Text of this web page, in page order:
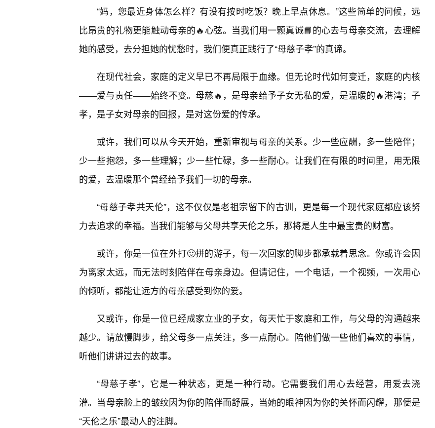
“妈，您最近身体怎么样？有没有按时吃饭？晚上早点休息。”这些简单的问候，远
比昂贵的礼物更能触动母亲的🔥心弦。当我们用一颗真诚📘的心去与母亲交流，去理解
她的感受，去分担她的忧愁时，我们便真正践行了“母慈子孝”的真谛。
在现代社会，家庭的定义早已不再局限于血缘。但无论时代如何变迁，家庭的内核
——爱与责任——始终不变。母慈🔥，是母亲给予子女无私的爱，是温暖的🔥港湾；子
孝，是子女对母亲的回报，是对这份爱的传承。
或许，我们可以从今天开始，重新审视与母亲的关系。少一些应酬，多一些陪伴；
少一些抱怨，多一些理解；少一些忙碌，多一些耐心。让我们在有限的时间里，用无限
的爱，去温暖那个曾经给予我们一切的母亲。
“母慈子孝共天伦”，这不仅仅是老祖宗留下的古训，更是每一个现代家庭都应该努
力去追求的幸福。当我们能够与父母共享天伦之乐，那将是人生中最宝贵的财富。
或许，你是一位在外打🙂拼的游子，每一次回家的脚步都承载着思念。你或许会因
为离家太远，而无法时刻陪伴在母亲身边。但请记住，一个电话，一个视频，一次用心
的倾听，都能让远方的母亲感受到你的爱。
又或许，你是一位已经成家立业的子女，每天忙于家庭和工作，与父母的沟通越来
越少。请放慢脚步，给父母多一点关注，多一点耐心。陪他们做一些他们喜欢的事情，
听他们讲讲过去的故事。
“母慈子孝”，它是一种状态，更是一种行动。它需要我们用心去经营，用爱去浇
灌。当母亲脸上的皱纹因为你的陪伴而舒展，当她的眼神因为你的关怀而闪耀，那便是
“天伦之乐”最动人的注脚。